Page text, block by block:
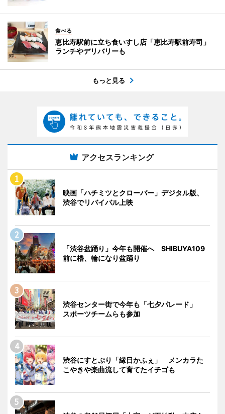
食べる
恵比寿駅前に立ち食いすし店「恵比寿駅前寿司」
ランチやデリバリーも
もっと見る
アクセスランキング
映画「ハチミツとクローバー」デジタル版、
渋谷でリバイバル上映
「渋谷盆踊り」今年も開催へ SHIBUYA109
前に櫓、輪になり盆踊り
渋谷センター街で今年も「七夕パレード」
スポーツチームらも参加
渋谷にすとぷり「縁日かふぇ」 メンカラた
こやきや楽曲流して育てたイチゴも